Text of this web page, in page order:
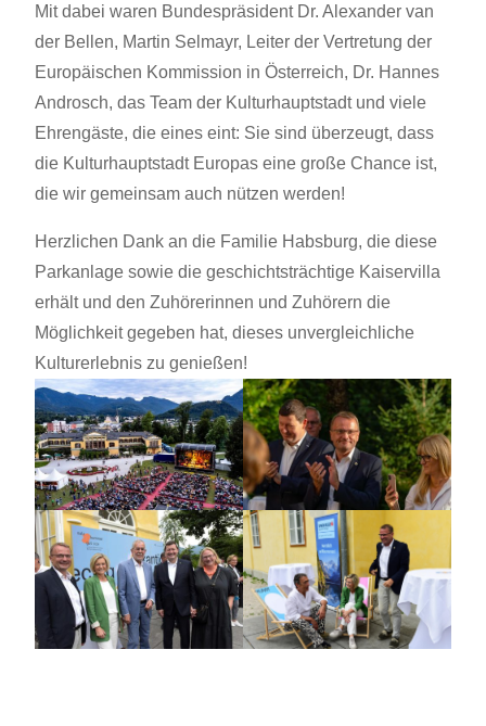
Mit dabei waren Bundespräsident Dr. Alexander van
der Bellen, Martin Selmayr, Leiter der Vertretung der
Europäischen Kommission in Österreich, Dr. Hannes
Androsch, das Team der Kulturhauptstadt und viele
Ehrengäste, die eines eint: Sie sind überzeugt, dass
die Kulturhauptstadt Europas eine große Chance ist,
die wir gemeinsam auch nützen werden!
Herzlichen Dank an die Familie Habsburg, die diese
Parkanlage sowie die geschichtsträchtige Kaiservilla
erhält und den Zuhörerinnen und Zuhörern die
Möglichkeit gegeben hat, dieses unvergleichliche
Kulturerlebnis zu genießen!